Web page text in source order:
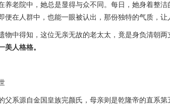
养老院中，她总是显得与众不同。每日，她身着整
便在人群中，也能一眼被认出，那份独特的气质，让
物中得知，这位无亲无故的老太太，竟是身负清朝
美人格格。
父系源自金国皇族完颜氏，母亲则是乾隆帝的直系